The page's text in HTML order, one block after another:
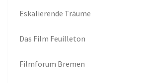
Eskalierende Träume
Das Film Feuilleton
Filmforum Bremen